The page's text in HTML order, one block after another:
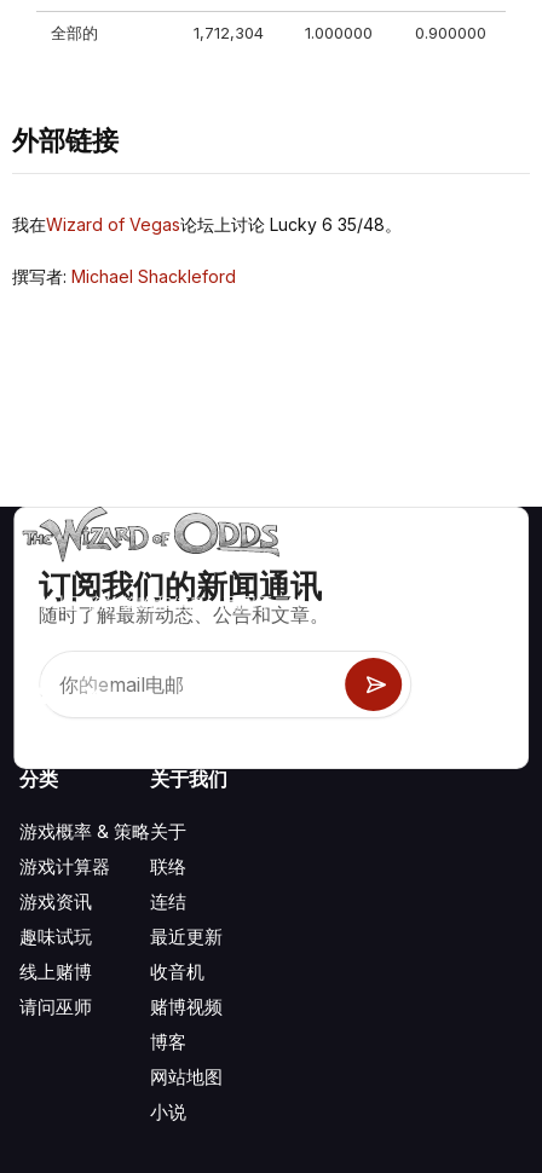
全部的 1,712,304 1.000000 0.900000
外部链接
我在Wizard of Vegas论坛上讨论 Lucky 6 35/48。
撰写者: Michael Shackleford
订阅我们的新闻通讯
随时了解最新动态、公告和文章。
数学上正确的策略和信息，适用于二十一点、掷骰子、轮盘赌等
数百种可玩的赌场游戏。
分类
游戏概率 & 策略
游戏计算器
游戏资讯
趣味试玩
线上赌博
请问巫师
关于我们
关于
联络
连结
最近更新
收音机
赌博视频
博客
网站地图
小说